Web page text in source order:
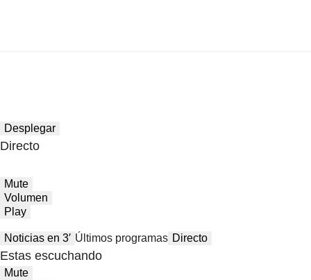
Desplegar
Directo
Mute
Volumen
Play
Noticias en 3′ Últimos programas Directo
Estas escuchando
Mute